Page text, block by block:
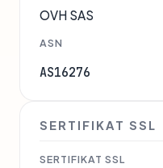
OVH SAS
ASN
AS16276
SERTIFIKAT SSL
SERTIFIKAT SSL